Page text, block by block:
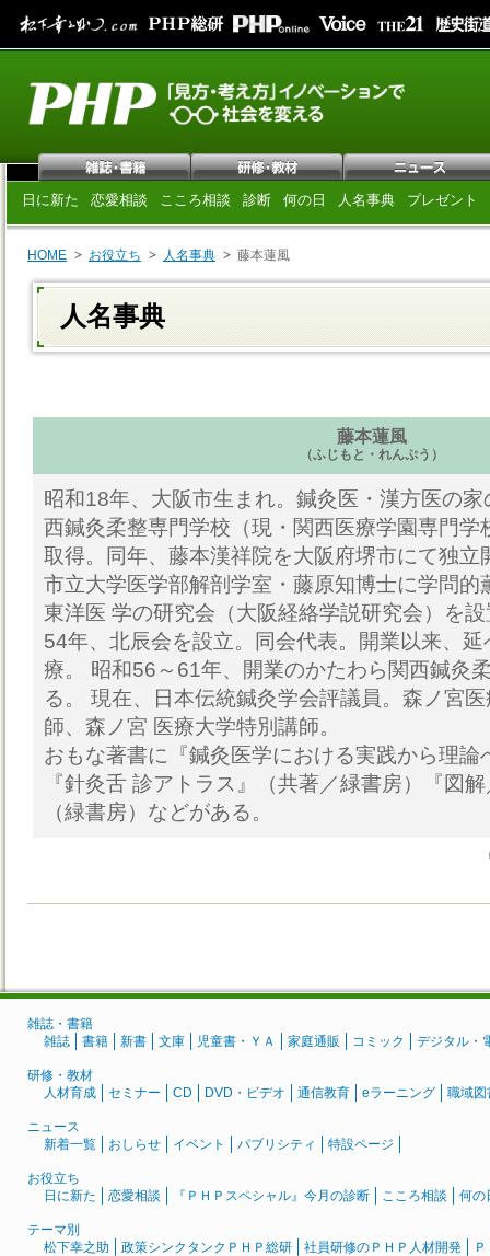
日に新た 恋愛相談 こころ相談 診断 何の日 人名事典 プレゼント
HOME お役立ち 人名事典 藤本蓮風
人名事典
藤本蓮風
（ふじもと・れんぷう）
昭和18年、大阪市生まれ。鍼灸医・漢方医の
西鍼灸柔整専門学校（現・関西医療学園専門学
取得。同年、藤本漢祥院を大阪府堺市にて独立
市立大学医学部解剖学室・藤原知博士に学問的
東洋医 学の研究会（大阪経絡学説研究会）を
54年、北辰会を設立。同会代表。開業以来、
療。 昭和56～61年、開業のかたわら関西鍼灸
る。 現在、日本伝統鍼灸学会評議員。森ノ宮
師、森ノ宮 医療大学特別講師。
おもな著書に『鍼灸医学における実践から理論
『針灸舌 診アトラス』（共著／緑書房）『図
（緑書房）などがある。
雑誌・書籍
雑誌
書籍 新書 文庫 児童書・ＹＡ 家庭通販 コミック デジタル・
研修・教材
人材育成
セミナー CD DVD・ビデオ 通信教育 eラーニング 職域図
ニュース
新着一覧
おしらせ イベント パブリシティ 特設ページ
お役立ち
日に新た
恋愛相談 『ＰＨＰスペシャル』今月の診断 こころ相談 何の
テーマ別
松下幸之助
政策シンクタンクＰＨＰ総研 社員研修のＰＨＰ人材開発